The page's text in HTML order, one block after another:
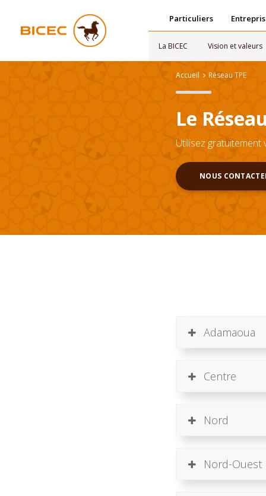
Particuliers
La BICEC Vision et valeurs
Accueil Réseau TPE
Le
Utilisez gratuitement
NOUS
Adamaoua
Centre
Nord
Nord-Ouest